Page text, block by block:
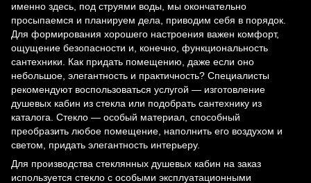
именно здесь, под струями воды, мы окончательно
просыпаемся и планируем дела, приводим себя в порядок.
Для формирования хорошего настроения важен комфорт,
ощущение безопасности и, конечно, функциональность
сантехники. Как придать помещению, даже если оно
небольшое, элегантность и практичность? Специалисты
рекомендуют воспользоваться услугой — изготовление
душевых кабин из стекла или подобрать сантехнику из
каталога. Стекло — особый материал, способный
преобразить любое помещение, наполнить его воздухом и
светом, придать элегантность интерьеру.
Для производства стеклянных душевых кабин на заказ
используется стекло с особыми эксплуатационными